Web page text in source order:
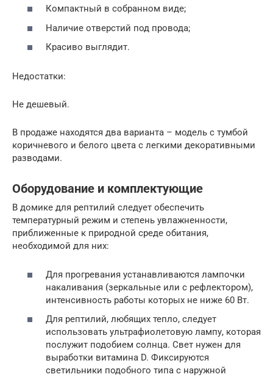
Компактный в собранном виде;
Наличие отверстий под провода;
Красиво выглядит.
Недостатки:
Не дешевый.
В продаже находятся два варианта – модель с тумбой
коричневого и белого цвета с легкими декоративными
разводами.
Оборудование и комплектующие
В домике для рептилий следует обеспечить
температурный режим и степень увлажненности,
приближенные к природной среде обитания,
необходимой для них:
Для прогревания устанавливаются лампочки
накаливания (зеркальные или с рефлектором),
интенсивность работы которых не ниже 60 Вт.
Для рептилий, любящих тепло, следует
использовать ультрафиолетовую лампу, которая
послужит подобием солнца. Свет нужен для
выработки витамина D. Фиксируются
светильники подобного типа с наружной